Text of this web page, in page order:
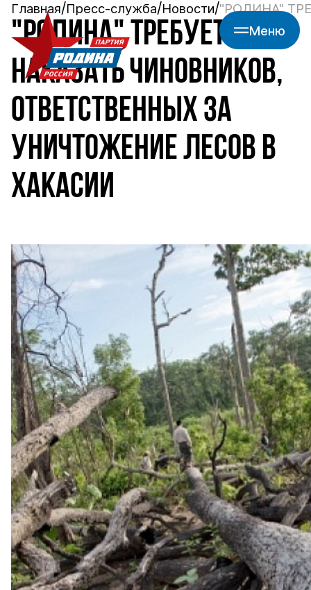
Меню
Главная Пресс-служба Новости "РОДИНА"
"РОДИНА" ТРЕБУЕТ
НАКАЗАТЬ ЧИНОВНИКОВ,
ОТВЕТСТВЕННЫХ ЗА
УНИЧТОЖЕНИЕ ЛЕСОВ В
ХАКАСИИ